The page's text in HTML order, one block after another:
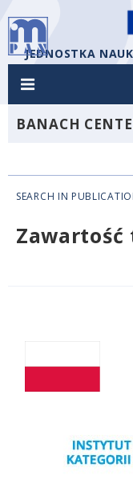
JEDNOSTKA
BANACH
SEARCH IN
Zawartość